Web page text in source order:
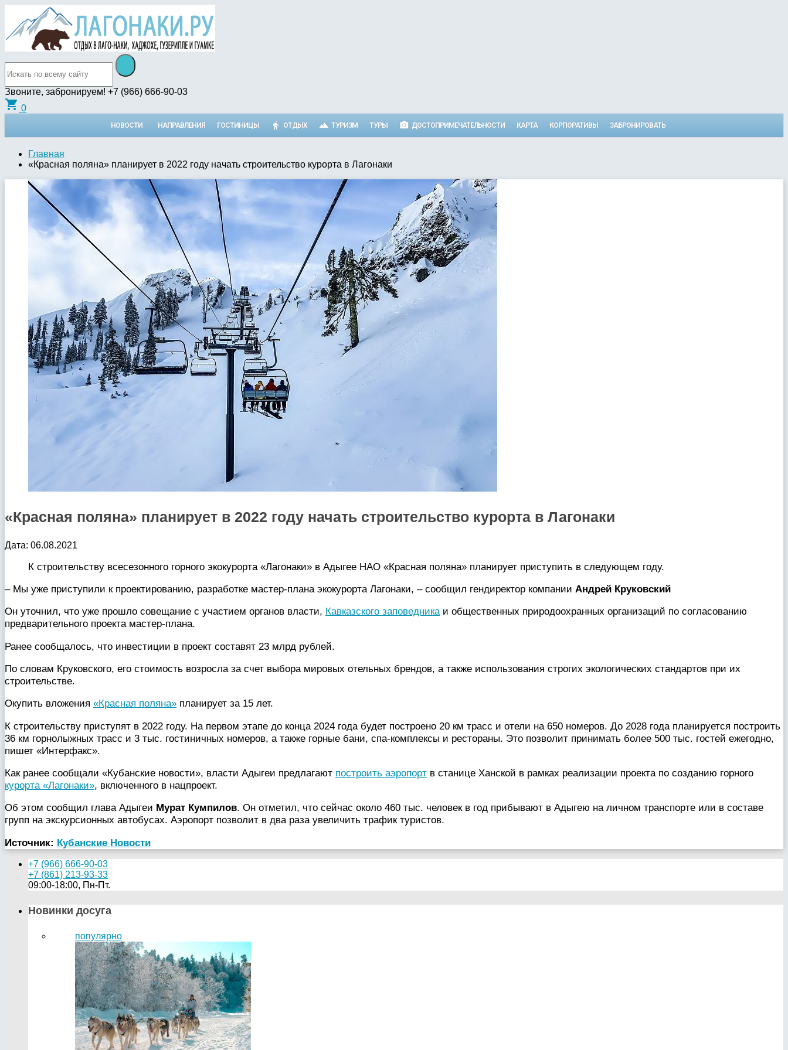
Звоните, забронируем! +7 (966) 666-90-03
shopping_cart 0
НОВОСТИ НАПРАВЛЕНИЯ ГОСТИНИЦЫ ОТДЫХ ТУРИЗМ ТУРЫ ДОСТОПРИМЕЧАТЕЛЬНОСТИ КАРТА КОРПОРАТИВЫ ЗАБРОНИРОВАТЬ
Главная
«Красная поляна» планирует в 2022 году начать строительство курорта в Лагонаки
«Красная поляна» планирует в 2022 году начать строительство курорта в Лагонаки
Дата: 06.08.2021
К строительству всесезонного горного экокурорта «Лагонаки» в Адыгее НАО «Красная поляна» планирует приступить в следующем году.
– Мы уже приступили к проектированию, разработке мастер-плана экокурорта Лагонаки, – сообщил гендиректор компании Андрей Круковский
Он уточнил, что уже прошло совещание с участием органов власти, Кавказского заповедникаи общественных природоохранных организаций по согласованию
предварительного проекта мастер-плана.
Ранее сообщалось, что инвестиции в проект составят 23 млрд рублей.
По словам Круковского, его стоимость возросла за счет выбора мировых отельных брендов, а также использования строгих экологических стандартов при их
строительстве.
Окупить вложения «Красная поляна» планирует за 15 лет.
К строительству приступят в 2022 году. На первом этапе до конца 2024 года будет построено 20 км трасс и отели на 650 номеров. До 2028 года планируется построить
36 км горнолыжных трасс и 3 тыс. гостиничных номеров, а также горные бани, спа-комплексы и рестораны. Это позволит принимать более 500 тыс. гостей ежегодно,
пишет «Интерфакс».
Как ранее сообщали «Кубанские новости», власти Адыгеи предлагают построить аэропорт в станице Ханской в рамках реализации проекта по созданию горного
курорта «Лагонаки», включенного в нацпроект.
Об этом сообщил глава Адыгеи Мурат Кумпилов. Он отметил, что сейчас около 460 тыс. человек в год прибывают в Адыгею на личном транспорте или в составе
групп на экскурсионных автобусах. Аэропорт позволит в два раза увеличить трафик туристов.
Источник: Кубанские Новости
+7 (966) 666-90-03
+7 (861) 213-93-33
09:00-18:00, Пн-Пт.
Новинки досуга
популярно